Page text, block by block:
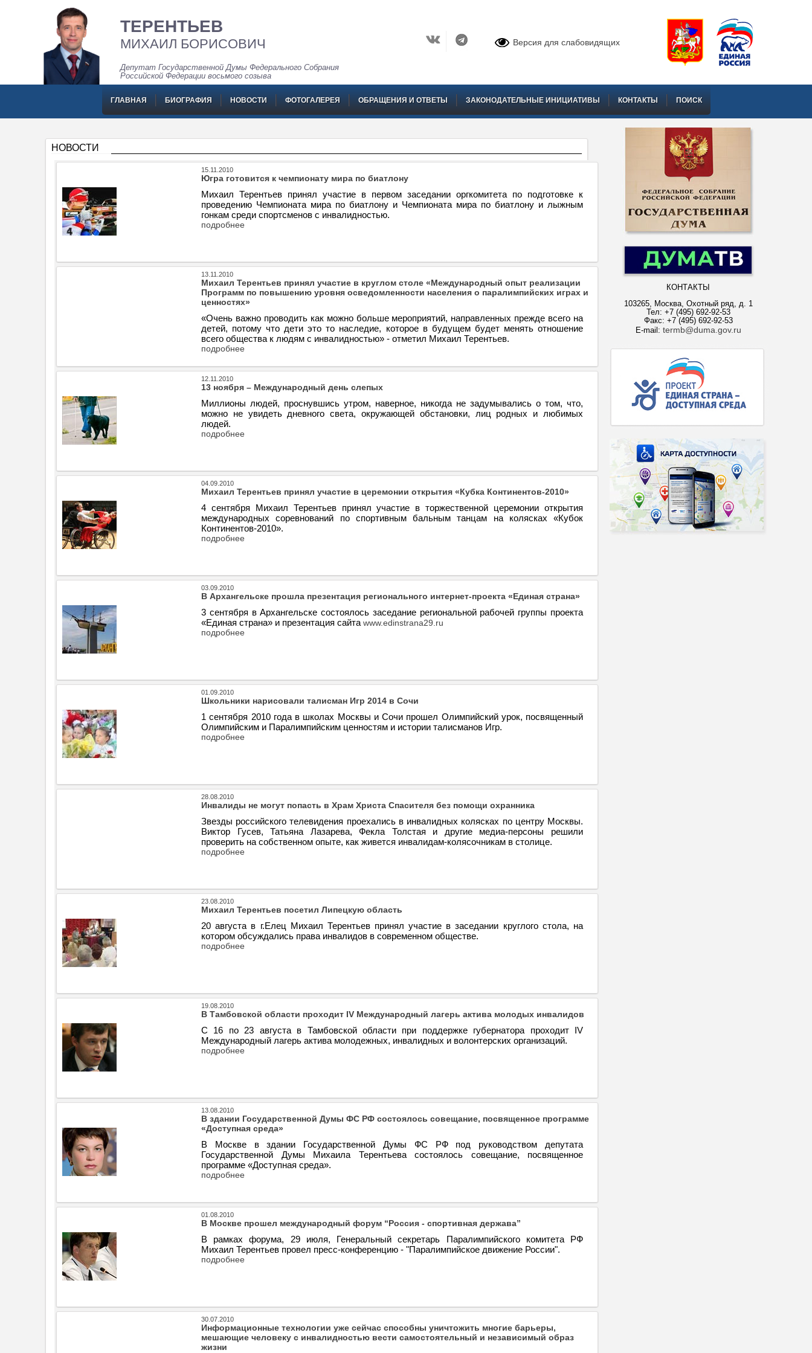
ТЕРЕНТЬЕВ
МИХАИЛ БОРИСОВИЧ
Депутат Государственной Думы Федерального Собрания
Российской Федерации восьмого созыва
Версия для слабовидящих
ГЛАВНАЯ БИОГРАФИЯ НОВОСТИ ФОТОГАЛЕРЕЯ ОБРАЩЕНИЯ И ОТВЕТЫ ЗАКОНОДАТЕЛЬНЫЕ ИНИЦИАТИВЫ КОНТАКТЫ ПОИСК
НОВОСТИ
15.11.2010
Югра готовится к чемпионату мира по биатлону
Михаил Терентьев принял участие в первом заседании оргкомитета по подготовке к
проведению Чемпионата мира по биатлону и Чемпионата мира по биатлону и лыжным
гонкам среди спортсменов с инвалидностью.
подробнее
13.11.2010
Михаил Терентьев принял участие в круглом столе «Международный опыт реализации
Программ по повышению уровня осведомленности населения о паралимпийских играх и
ценностях»
«Очень важно проводить как можно больше мероприятий, направленных прежде всего на
детей, потому что дети это то наследие, которое в будущем будет менять отношение
всего общества к людям с инвалидностью» - отметил Михаил Терентьев.
подробнее
12.11.2010
13 ноября – Международный день слепых
Миллионы людей, проснувшись утром, наверное, никогда не задумывались о том, что,
можно не увидеть дневного света, окружающей обстановки, лиц родных и любимых
людей.
подробнее
04.09.2010
Михаил Терентьев принял участие в церемонии открытия «Кубка Континентов-2010»
4 сентября Михаил Терентьев принял участие в торжественной церемонии открытия
международных соревнований по спортивным бальным танцам на колясках «Кубок
Континентов-2010».
подробнее
03.09.2010
В Архангельске прошла презентация регионального интернет-проекта «Единая страна»
3 сентября в Архангельске состоялось заседание региональной рабочей группы проекта
«Единая страна» и презентация сайта www.edinstrana29.ru
подробнее
01.09.2010
Школьники нарисовали талисман Игр 2014 в Сочи
1 сентября 2010 года в школах Москвы и Сочи прошел Олимпийский урок, посвященный
Олимпийским и Паралимпийским ценностям и истории талисманов Игр.
подробнее
28.08.2010
Инвалиды не могут попасть в Храм Христа Спасителя без помощи охранника
Звезды российского телевидения проехались в инвалидных колясках по центру Москвы.
Виктор Гусев, Татьяна Лазарева, Фекла Толстая и другие медиа-персоны решили
проверить на собственном опыте, как живется инвалидам-колясочникам в столице.
подробнее
23.08.2010
Михаил Терентьев посетил Липецкую область
20 августа в г.Елец Михаил Терентьев принял участие в заседании круглого стола, на
котором обсуждались права инвалидов в современном обществе.
подробнее
19.08.2010
В Тамбовской области проходит IV Международный лагерь актива молодых инвалидов
С 16 по 23 августа в Тамбовской области при поддержке губернатора проходит IV
Международный лагерь актива молодежных, инвалидных и волонтерских организаций.
подробнее
13.08.2010
В здании Государственной Думы ФС РФ состоялось совещание, посвященное программе
«Доступная среда»
В Москве в здании Государственной Думы ФС РФ под руководством депутата
Государственной Думы Михаила Терентьева состоялось совещание, посвященное
программе «Доступная среда».
подробнее
01.08.2010
В Москве прошел международный форум “Россия - спортивная держава”
В рамках форума, 29 июля, Генеральный секретарь Паралимпийского комитета РФ
Михаил Терентьев провел пресс-конференцию - "Паралимпийское движение России".
подробнее
30.07.2010
Информационные технологии уже сейчас способны уничтожить многие барьеры,
мешающие человеку с инвалидностью вести самостоятельный и независимый образ
жизни
КОНТАКТЫ
103265, Москва, Охотный ряд, д. 1
Тел: +7 (495) 692-92-53
Факс: +7 (495) 692-92-53
E-mail: termb@duma.gov.ru